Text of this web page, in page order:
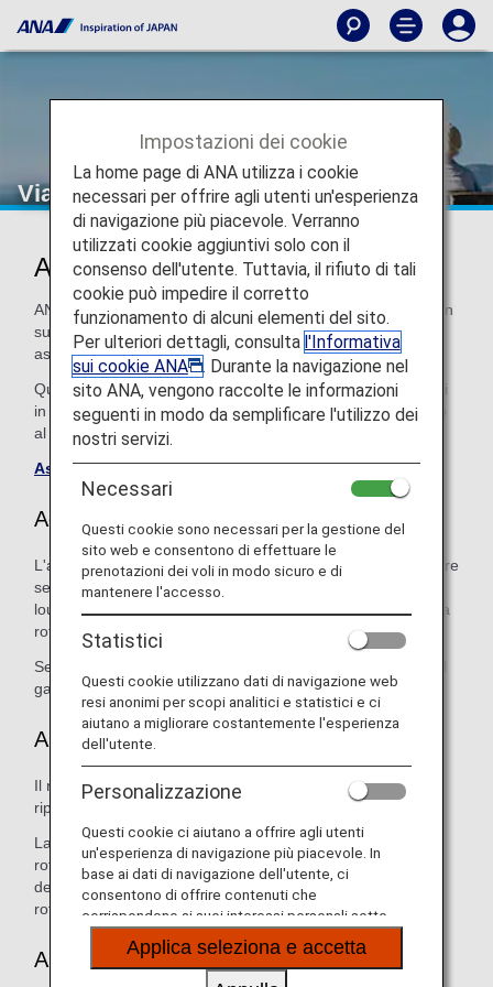
Viaggiatori senior
Assistenza per i viaggiatori senior
ANA fornisce assistenza speciale ai viaggiatori dai 65 anni in
su che viaggiano da soli. Se pensi di avere bisogno di
assistenza, contattaci con almeno 72 ore di anticipo.
Questo servizio vale solo per i voli operati da ANA. Per i voli
in code-sharing e i voli operati da altri vettori, fai riferimento
al relativo vettore operativo.
Assistenza aeroportuale di ANA
Aeroporto di partenza
L'assistenza ANA include l'accompagnamento del viaggiatore
senior dal banco del check-in al gate d'imbarco o a una
lounge ANA per i passeggeri idonei. Sono disponibili sedie a
rotelle da affittare in tutti gli aeroporti.
Se desideri effettuare il pre-imbarco, informa il personale al
gate d'imbarco.
A bordo
Il nostro equipaggio di cabina sarà lieto di assisterti per
riporre il tuo bagaglio.
La maggior parte degli aeromobili è dotata di una sedia a
rotelle per eventuale uso a bordo. Contatta un membro
dell'equipaggio di cabina se desideri utilizzare la sedia a
rotelle a bordo.
Arrivo/coincidenze
Impostazioni dei cookie
La home page di ANA utilizza i cookie
necessari per offrire agli utenti un'esperienza
di navigazione più piacevole. Verranno
utilizzati cookie aggiuntivi solo con il
consenso dell'utente. Tuttavia, il rifiuto di tali
cookie può impedire il corretto
funzionamento di alcuni elementi del sito.
Per ulteriori dettagli, consulta l'Informativa
sui cookie ANA
. Durante la navigazione nel
sito ANA, vengono raccolte le informazioni
seguenti in modo da semplificare l'utilizzo dei
nostri servizi.
Necessari
Questi cookie sono necessari per la gestione del
sito web e consentono di effettuare le
prenotazioni dei voli in modo sicuro e di
mantenere l'accesso.
Statistici
Questi cookie utilizzano dati di navigazione web
resi anonimi per scopi analitici e statistici e ci
aiutano a migliorare costantemente l'esperienza
dell'utente.
Personalizzazione
Questi cookie ci aiutano a offrire agli utenti
un'esperienza di navigazione più piacevole. In
base ai dati di navigazione dell'utente, ci
consentono di offrire contenuti che
corrispondono ai suoi interessi personali sotto
forma di siti web, e-mail, social media e pubblicità.
Applica seleziona e accetta